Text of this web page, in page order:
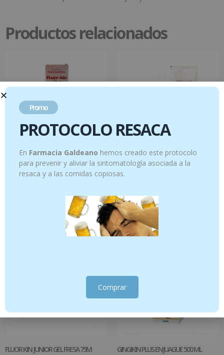
Productos relacionados
FLUOR KIN PASTA FRESA INF 75ML + 25
KIN GINGIVAL PASTA 75 ML
Añadir al carrito
FLUOR KIN JUNIOR GEL FRESA 75M
GINGIKIN PLUS ENJUAGUE 500 ML
Promo
PROTOCOLO RESACA
En Farmacia Galdeano hemos creado este protocolo
para prevenir y aliviar la sintomatología asociada a la
resaca y a las comidas copiosas.
Comprar